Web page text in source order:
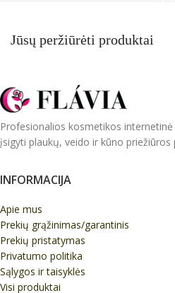
Jūsų peržiūrėti produktai
Profesionalios kosmetikos
įsigyti plaukų, veido ir kūno priežiūros
INFORMACIJA
Apie mus
Prekių grąžinimas/garantinis
Prekių pristatymas
Privatumo politika
Sąlygos ir taisyklės
Visi produktai